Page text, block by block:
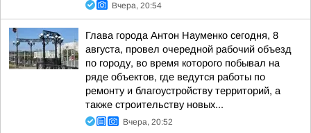
Вчера, 20:54
Глава города Антон Науменко сегодня, 8
августа, провел очередной рабочий объезд
по городу, во время которого побывал на
ряде объектов, где ведутся работы по
ремонту и благоустройству территорий, а
также строительству новых...
Вчера, 20:52